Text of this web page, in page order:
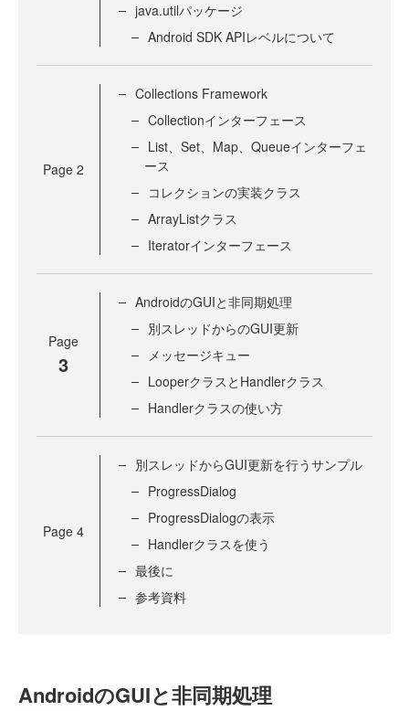
java.utilパッケージ
Android SDK APIレベルについて
Page 2
Collections Framework
Collectionインターフェース
List、Set、Map、Queueインターフェ
ース
コレクションの実装クラス
ArrayListクラス
Iteratorインターフェース
Page
3
AndroidのGUIと非同期処理
別スレッドからのGUI更新
メッセージキュー
LooperクラスとHandlerクラス
Handlerクラスの使い方
Page 4
別スレッドからGUI更新を行うサンプル
ProgressDialog
ProgressDialogの表示
Handlerクラスを使う
最後に
参考資料
AndroidのGUIと非同期処理